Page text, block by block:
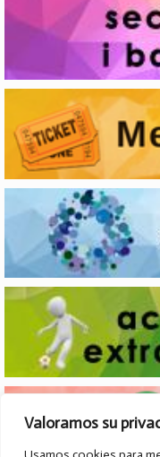
Valoramos su